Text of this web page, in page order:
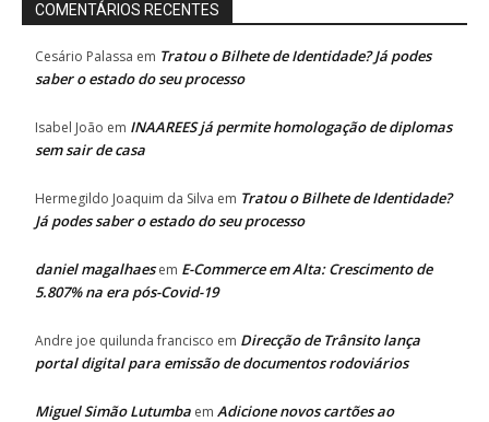
COMENTÁRIOS RECENTES
Cesário Palassa em Tratou o Bilhete de Identidade? Já podes
saber o estado do seu processo
Isabel João em INAAREES já permite homologação de diplomas
sem sair de casa
Hermegildo Joaquim da Silva em Tratou o Bilhete de Identidade?
Já podes saber o estado do seu processo
daniel magalhaesem E-Commerce em Alta: Crescimento de
5.807% na era pós-Covid-19
Andre joe quilunda francisco em Direcção de Trânsito lança
portal digital para emissão de documentos rodoviários
Miguel Simão Lutumba em Adicione novos cartões ao